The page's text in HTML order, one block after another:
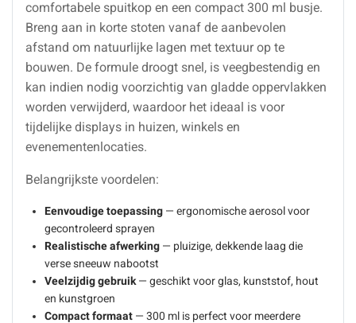
comfortabele spuitkop en een compact 300 ml busje.
Breng aan in korte stoten vanaf de aanbevolen
afstand om natuurlijke lagen met textuur op te
bouwen. De formule droogt snel, is veegbestendig en
kan indien nodig voorzichtig van gladde oppervlakken
worden verwijderd, waardoor het ideaal is voor
tijdelijke displays in huizen, winkels en
evenementenlocaties.
Belangrijkste voordelen:
Eenvoudige toepassing — ergonomische aerosol voor
gecontroleerd sprayen
Realistische afwerking — pluizige, dekkende laag die
verse sneeuw nabootst
Veelzijdig gebruik — geschikt voor glas, kunststof, hout
en kunstgroen
Compact formaat — 300 ml is perfect voor meerdere